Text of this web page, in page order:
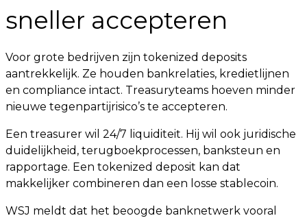
sneller accepteren
Voor grote bedrijven zijn tokenized deposits
aantrekkelijk. Ze houden bankrelaties, kredietlijnen
en compliance intact. Treasuryteams hoeven minder
nieuwe tegenpartijrisico’s te accepteren.
Een treasurer wil 24/7 liquiditeit. Hij wil ook juridische
duidelijkheid, terugboekprocessen, banksteun en
rapportage. Een tokenized deposit kan dat
makkelijker combineren dan een losse stablecoin.
WSJ meldt dat het beoogde banknetwerk vooral